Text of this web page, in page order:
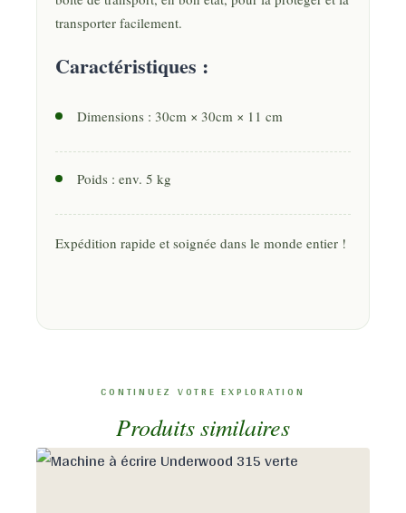
transporter facilement.
Caractéristiques :
Dimensions : 30cm × 30cm × 11 cm
Poids : env. 5 kg
Expédition rapide et soignée dans le monde entier !
Produits similaires